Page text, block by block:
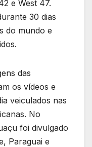
e West 47.
30 dias
do mundo e
das
os vídeos e
veiculados nas
No
foi divulgado
Paraguai e